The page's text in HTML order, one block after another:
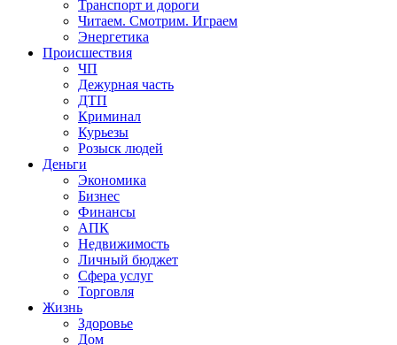
Транспорт и дороги
Читаем. Смотрим. Играем
Энергетика
Происшествия
ЧП
Дежурная часть
ДТП
Криминал
Курьезы
Розыск людей
Деньги
Экономика
Бизнес
Финансы
АПК
Недвижимость
Личный бюджет
Сфера услуг
Торговля
Жизнь
Здоровье
Дом